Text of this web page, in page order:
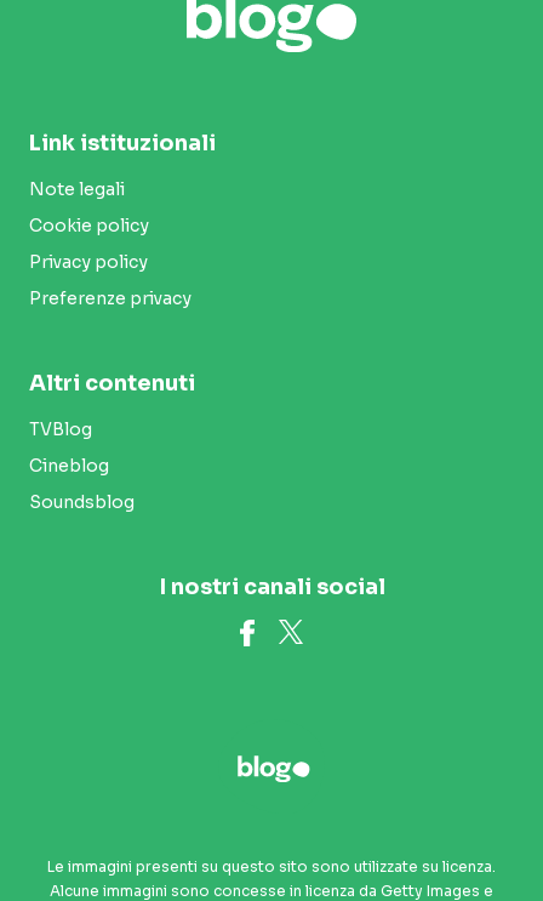
Link istituzionali
Note legali
Cookie policy
Privacy policy
Preferenze privacy
Altri contenuti
TVBlog
Cineblog
Soundsblog
I nostri canali social
Le immagini presenti su questo sito sono utilizzate su licenza.
Alcune immagini sono concesse in licenza da Getty Images e